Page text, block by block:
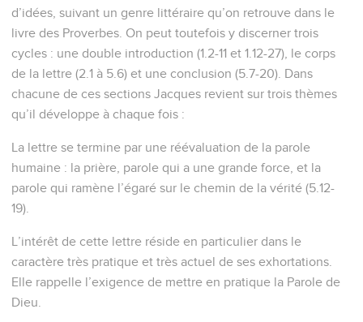
d’idées, suivant un genre littéraire qu’on retrouve dans le
livre des Proverbes. On peut toutefois y discerner trois
cycles : une double introduction (1.2-11 et 1.12-27), le corps
de la lettre (2.1 à 5.6) et une conclusion (5.7-20). Dans
chacune de ces sections Jacques revient sur trois thèmes
qu’il développe à chaque fois :
La lettre se termine par une réévaluation de la parole
humaine : la prière, parole qui a une grande force, et la
parole qui ramène l’égaré sur le chemin de la vérité (5.12-
19).
L’intérêt de cette lettre réside en particulier dans le
caractère très pratique et très actuel de ses exhortations.
Elle rappelle l’exigence de mettre en pratique la Parole de
Dieu.